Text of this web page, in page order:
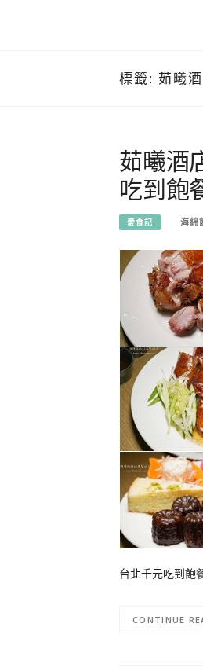
標籤: 茹曦
茹曦酒
吃到飽
愛食記 海綿
台北千元吃到飽
CONTINUE